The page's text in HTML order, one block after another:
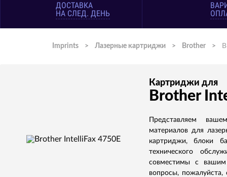
ДОСТАВКА
НА СЛЕД. ДЕНЬ
Imprints > Лазерные картриджи > Brother >
Картриджи для
Brother
Представляем
материалов для
картриджи, блоки
технического
совместимы с вашим
вопросы,